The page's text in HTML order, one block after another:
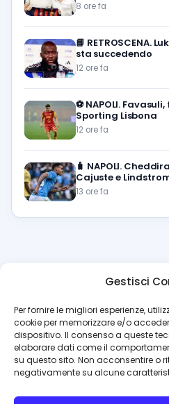
Gestisci
Per fornire le migliori esperienze,
cookie per memorizzare e/o
dispositivo. Il consenso a queste
elaborare dati come il
su questo sito. Non acconsentire o
negativamente su alcune
8 ore fa
📘 RETROSCENA.
sta succedendo
12 ore fa
⚽️ NAPOLI.
Sporting Lisbona
12 ore fa
🧳 NAPOLI.
Cajuste e
13 ore fa
azzurrissimo.it
Il blog di riferimento per i tifosi del
pagelle e calciomercato. Testata
al Tribunale di Napoli (n. 48 dell’08/
Perillo
INFO